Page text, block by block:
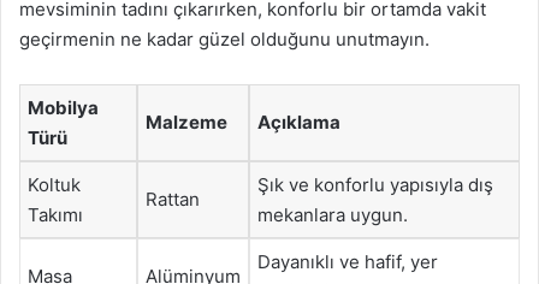
mevsiminin tadını çıkarırken, konforlu bir ortamda vakit
geçirmenin ne kadar güzel olduğunu unutmayın.
Mobilya
Türü
Malzeme Açıklama
Koltuk
Takımı
Rattan
Şık ve konforlu yapısıyla dış
mekanlara uygun.
Masa Alüminyum
Dayanıklı ve hafif, yer